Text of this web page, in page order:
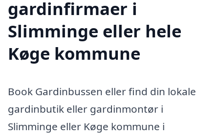
gardinfirmaer i
Slimminge eller hele
Køge kommune
Book Gardinbussen eller find din lokale
gardinbutik eller gardinmontør i
Slimminge eller Køge kommune i